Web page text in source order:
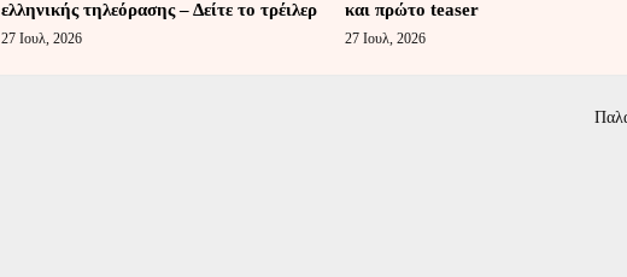
ελληνικής τηλεόρασης – Δείτε το τρέιλερ
27 Ιουλ, 2026
και πρώτο teaser
27 Ιουλ, 2026